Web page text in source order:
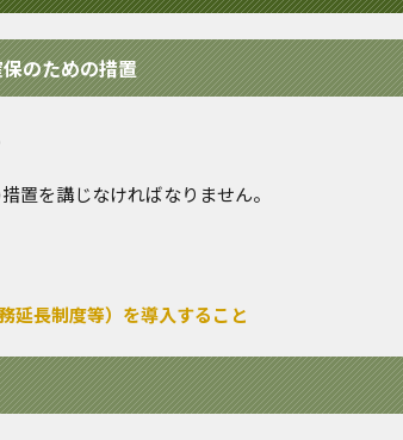
のための措置
置を講じなければなりません。
延長制度等）を導入すること